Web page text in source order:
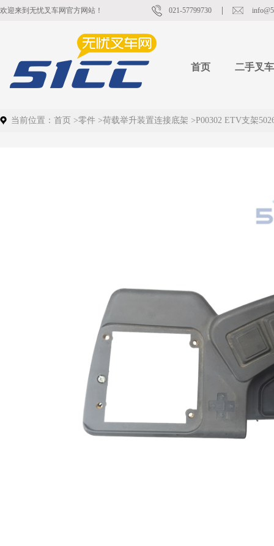
欢迎来到无忧叉车网官方网站！ 021-57799730
首页 二手叉车
当前位置： 首页 >零件 >荷载举升装置连接底架 >P00302 ETV支架